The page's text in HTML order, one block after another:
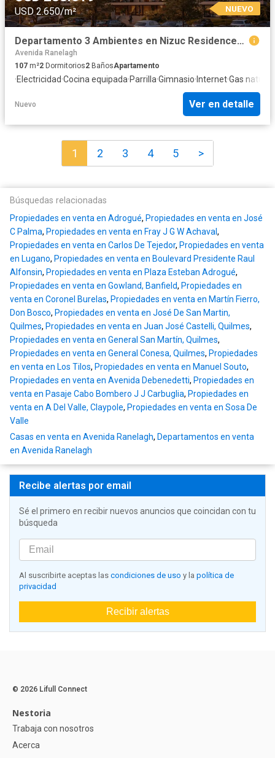
USD 2.650/m² NUEVO
Departamento 3 Ambientes en Nizuc Residences, Puerto Nizuc, Guillermo E. Hudson
Avenida Ranelagh
107 m²2 Dormitorios2 BañosApartamento
·Electricidad·Cocina equipada·Parrilla·Gimnasio· Internet·Gas natural
Nuevo Ver en detalle
1 2 3 4 5 >
Búsquedas relacionadas
Propiedades en venta en Adrogué, Propiedades en venta en José
C Palma, Propiedades en venta en Fray J G W Achaval,
Propiedades en venta en Carlos De Tejedor, Propiedades en venta
en Lugano, Propiedades en venta en Boulevard Presidente Raul
Alfonsin, Propiedades en venta en Plaza Esteban Adrogué,
Propiedades en venta en Gowland, Banfield, Propiedades en
venta en Coronel Burelas, Propiedades en venta en Martín Fierro,
Don Bosco, Propiedades en venta en José De San Martin,
Quilmes, Propiedades en venta en Juan José Castelli, Quilmes,
Propiedades en venta en General San Martín, Quilmes,
Propiedades en venta en General Conesa, Quilmes, Propiedades
en venta en Los Tilos, Propiedades en venta en Manuel Souto,
Propiedades en venta en Avenida Debenedetti, Propiedades en
venta en Pasaje Cabo Bombero J J Carbuglia, Propiedades en
venta en A Del Valle, Claypole, Propiedades en venta en Sosa De
Valle
Casas en venta en Avenida Ranelagh, Departamentos en venta
en Avenida Ranelagh
Recibe alertas por email
Sé el primero en recibir nuevos anuncios que coincidan con tu
búsqueda
Al suscribirte aceptas las condiciones de uso y la política de
privacidad
Recibir alertas
© 2026 Lifull Connect
Nestoria
Trabaja con nosotros
Acerca